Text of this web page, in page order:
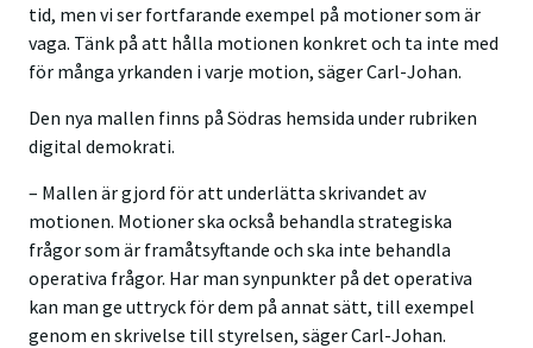
tid, men vi ser fortfarande exempel på motioner som är
vaga. Tänk på att hålla motionen konkret och ta inte med
för många yrkanden i varje motion, säger Carl-Johan.
Den nya mallen finns på Södras hemsida under rubriken
digital demokrati.
– Mallen är gjord för att underlätta skrivandet av
motionen. Motioner ska också behandla strategiska
frågor som är framåtsyftande och ska inte behandla
operativa frågor. Har man synpunkter på det operativa
kan man ge uttryck för dem på annat sätt, till exempel
genom en skrivelse till styrelsen, säger Carl-Johan.